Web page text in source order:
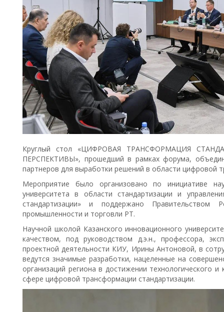
Круглый стол «ЦИФРОВАЯ ТРАНСФОРМАЦИЯ
ПЕРСПЕКТИВЫ», прошедший в рамках форума,
партнеров для выработки решений в области цифровой
Мероприятие было организовано по инициативе
университета в области стандартизации и
стандартизации» и поддержано Правительством
промышленности и торговли РТ.
Научной школой Казанского инновационного
качеством, под руководством д.э.н., профессора,
проектной деятельности КИУ, Ирины Антоновой, в
ведутся значимые разработки, нацеленные на
организаций региона в достижении технологического
сфере цифровой трансформации стандартизации.